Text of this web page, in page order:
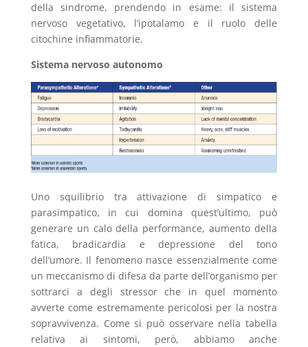
della sindrome, prendendo in esame: il sistema
nervoso vegetativo, l’ipotalamo e il ruolo delle
citochine infiammatorie.
Sistema nervoso autonomo
Uno squilibrio tra attivazione di simpatico e
parasimpatico, in cui domina quest’ultimo, può
generare un calo della performance, aumento della
fatica, bradicardia e depressione del tono
dell’umore. Il fenomeno nasce essenzialmente come
un meccanismo di difesa da parte dell’organismo per
sottrarci a degli stressor che in quel momento
avverte come estremamente pericolosi per la nostra
sopravvivenza. Come si può osservare nella tabella
relativa ai sintomi, però, abbiamo anche